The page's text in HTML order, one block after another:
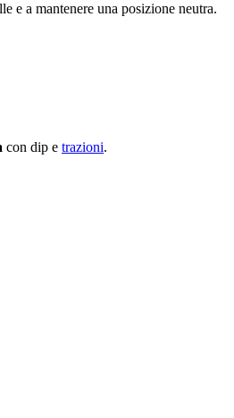
e a mantenere una posizione neutra.
con dip e trazioni.